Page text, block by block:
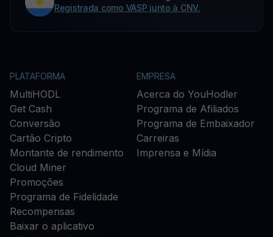
Registrada como VASP junto à CNV.
PLATAFORMA
MultiHODL
Get Cash
Conversão
Cartão Cripto
Montante de rendimento
Cloud Miner
Promoções
Programa de Fidelidade
Recompensas
Baixar o aplicativo
EMPRESA
Acerca do YouHodler
Programa de Afiliados
Programa de Embaixador
Carreiras
Imprensa e Mídia